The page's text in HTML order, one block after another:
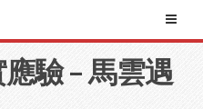
驗 – 馬雲遇